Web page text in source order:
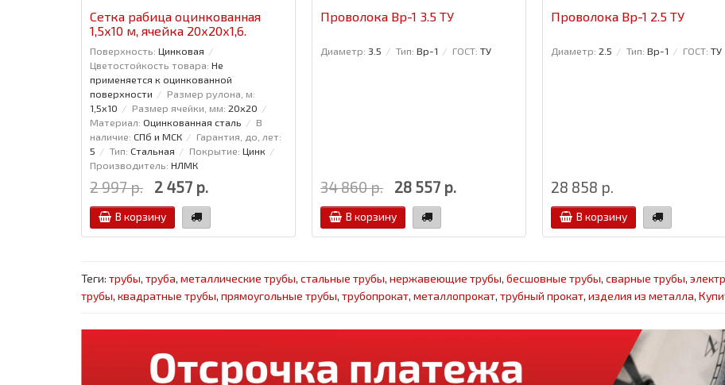
Сетка рабица оцинкованная
1,5x10 м, ячейка 20x20x1,6.
Поверхность: Цинковая
Цветостойкость товара: Не
применяется к оцинкованной
поверхности
Размер рулона, м:
1,5x10
Размер ячейки, мм: 20x20
Материал: Оцинкованная сталь
В
наличие: СПб и МСК
Гарантия, до, лет:
5
Тип: Стальная Покрытие: Цинк
Производитель: НЛМК
2 997 р. 2 457 р.
В корзину
Проволока Вр-1 3.5 ТУ
Диаметр: 3.5 Тип: Вр-1 ГОСТ: ТУ
34 860 р. 28 557 р.
В корзину
Проволока Вр-1 2.5 ТУ
Диаметр: 2.5 Тип: Вр-1 ГОСТ: ТУ
28 858 р.
В корзину
Теги: трубы, труба, металлические трубы, стальные трубы, нержавеющие трубы, бесшовные трубы, сварные трубы,
трубы, квадратные трубы, прямоугольные трубы, трубопрокат, металлопрокат, трубный прокат, изделия из металла,